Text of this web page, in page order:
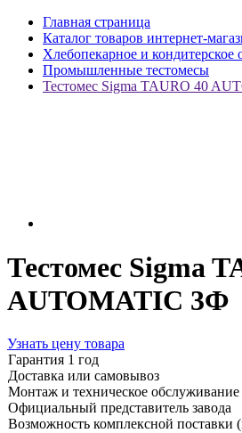
Главная страница
Каталог товаров интернет-
Хлебопекарное и кондитерское
Промышленные тестомесы
Тестомес Sigma TAURO 40
Тестомес Sigma
AUTOMATIC 3Ф
Узнать цену товара
Гарантия 1 год
Доставка или самовывоз
Монтаж и техническое обслуживание
Официальный представитель завода
Возможность комплексной поставки